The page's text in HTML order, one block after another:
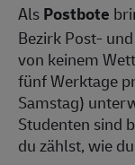
AlsPostbote
Bezirk Post-
von keinem
fünf Werktage
Samstag)
Studenten sind
du zählst, wie